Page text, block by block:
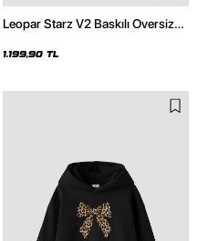
Leopar Starz V2 Baskılı Oversize
1.199,90 TL